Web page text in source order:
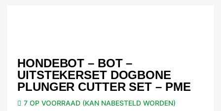
HONDEBOT – BOT –
UITSTEKERSET DOGBONE
PLUNGER CUTTER SET – PME
7 OP VOORRAAD (KAN NABESTELD WORDEN)